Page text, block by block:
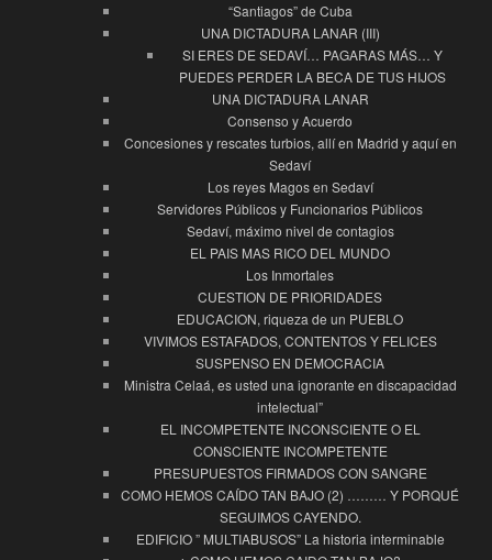
“Santiagos” de Cuba
UNA DICTADURA LANAR (III)
SI ERES DE SEDAVÍ… PAGARAS MÁS… Y
PUEDES PERDER LA BECA DE TUS HIJOS
UNA DICTADURA LANAR
Consenso y Acuerdo
Concesiones y rescates turbios, allí en Madrid y aquí en
Sedaví
Los reyes Magos en Sedaví
Servidores Públicos y Funcionarios Públicos
Sedaví, máximo nivel de contagios
EL PAIS MAS RICO DEL MUNDO
Los Inmortales
CUESTION DE PRIORIDADES
EDUCACION, riqueza de un PUEBLO
VIVIMOS ESTAFADOS, CONTENTOS Y FELICES
SUSPENSO EN DEMOCRACIA
Ministra Celaá, es usted una ignorante en discapacidad
intelectual”
EL INCOMPETENTE INCONSCIENTE O EL
CONSCIENTE INCOMPETENTE
PRESUPUESTOS FIRMADOS CON SANGRE
COMO HEMOS CAÍDO TAN BAJO (2) ……… Y PORQUÉ
SEGUIMOS CAYENDO.
EDIFICIO ” MULTIABUSOS” La historia interminable